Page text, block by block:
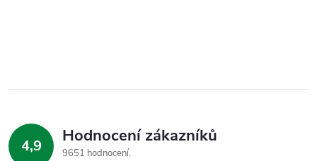
4,9 Hodnocení zákazníků
9651 hodnocení